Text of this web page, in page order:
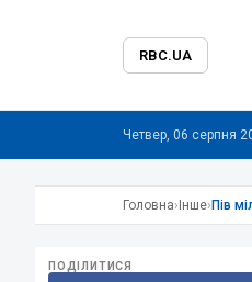
RBC.UA
Четвер, 06 серпня
Головна› Інше› Пів
ПОДІЛИТИСЯ